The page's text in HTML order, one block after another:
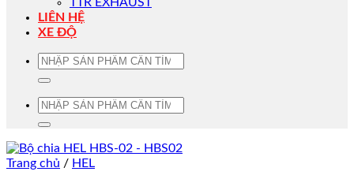
LIÊN HỆ
XE ĐỘ
Tìm
Tìm
Trang chủ / HEL